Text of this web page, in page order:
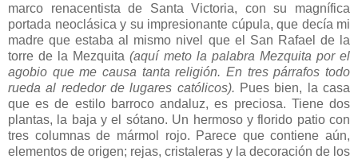
marco renacentista de Santa Victoria, con su magnífica
portada neoclásica y su impresionante cúpula, que decía mi
madre que estaba al mismo nivel que el San Rafael de la
torre de la Mezquita(aquí meto la palabra Mezquita por el
agobio que me causa tanta religión. En tres párrafos todo
rueda al rededor de lugares católicos). Pues bien, la casa
que es de estilo barroco andaluz, es preciosa. Tiene dos
plantas, la baja y el sótano. Un hermoso y florido patio con
tres columnas de mármol rojo. Parece que contiene aún,
elementos de origen; rejas, cristaleras y la decoración de los